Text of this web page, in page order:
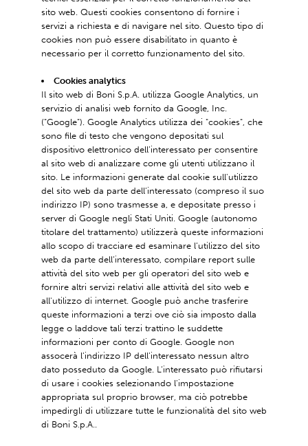
sito web. Questi cookies consentono di fornire i
servizi a richiesta e di navigare nel sito. Questo tipo di
cookies non può essere disabilitato in quanto è
necessario per il corretto funzionamento del sito.
Cookies analytics
Il sito web di Boni S.p.A. utilizza Google Analytics, un
servizio di analisi web fornito da Google, Inc.
("Google"). Google Analytics utilizza dei "cookies", che
sono file di testo che vengono depositati sul
dispositivo elettronico dell’interessato per consentire
al sito web di analizzare come gli utenti utilizzano il
sito. Le informazioni generate dal cookie sull'utilizzo
del sito web da parte dell’interessato (compreso il suo
indirizzo IP) sono trasmesse a, e depositate presso i
server di Google negli Stati Uniti. Google (autonomo
titolare del trattamento) utilizzerà queste informazioni
allo scopo di tracciare ed esaminare l’utilizzo del sito
web da parte dell’interessato, compilare report sulle
attività del sito web per gli operatori del sito web e
fornire altri servizi relativi alle attività del sito web e
all'utilizzo di internet. Google può anche trasferire
queste informazioni a terzi ove ciò sia imposto dalla
legge o laddove tali terzi trattino le suddette
informazioni per conto di Google. Google non
assocerà l’indirizzo IP dell’interessato nessun altro
dato posseduto da Google. L’interessato può rifiutarsi
di usare i cookies selezionando l'impostazione
appropriata sul proprio browser, ma ciò potrebbe
impedirgli di utilizzare tutte le funzionalità del sito web
di Boni S.p.A..